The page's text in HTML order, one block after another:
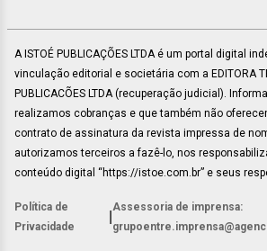
A ISTOÉ PUBLICAÇÕES LTDA é um portal digital
vinculação editorial e societária com a EDITORA
PUBLICACÕES LTDA (recuperação judicial).
realizamos cobranças e que também não
contrato de assinatura da revista impressa de
autorizamos terceiros a fazê-lo, nos
conteúdo digital “https://istoe.com.br” e seus
Política de
Privacidade
Assessoria de imprensa: